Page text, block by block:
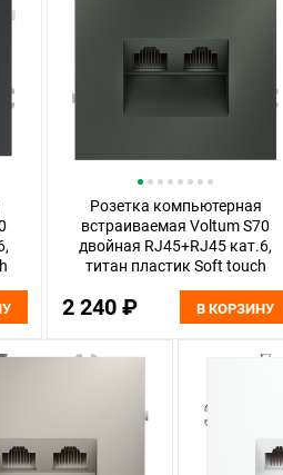
Розетка компьютерная
встраиваемая Voltum S70
двойная RJ45+RJ45 кат.6,
титан пластик Soft touch
2 240 ₽ В КОРЗИНУ